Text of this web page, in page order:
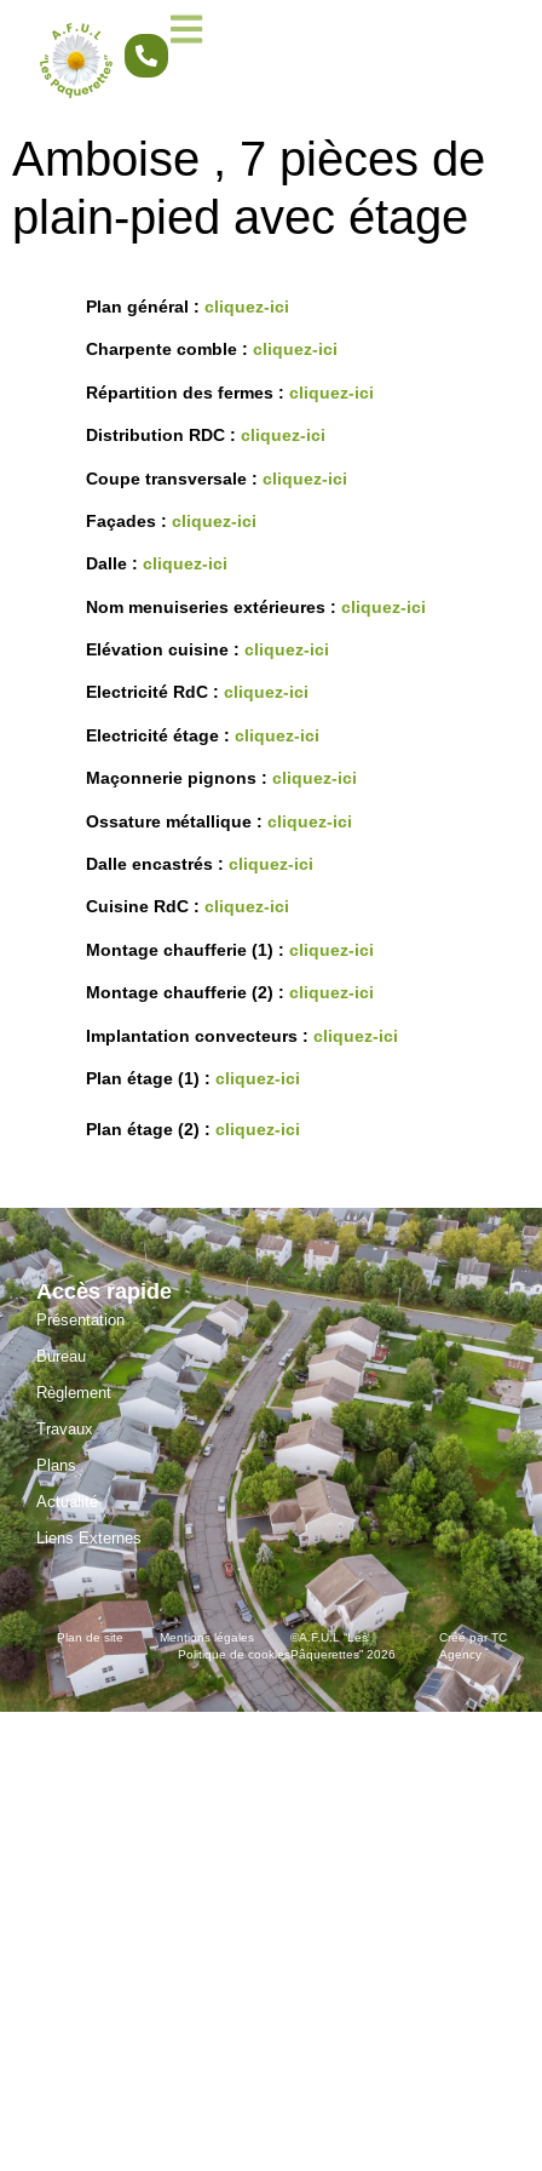
Amboise , 7 pièces de
plain-pied avec étage
Plan général : cliquez-ici
Charpente comble : cliquez-ici
Répartition des fermes : cliquez-ici
Distribution RDC : cliquez-ici
Coupe transversale : cliquez-ici
Façades : cliquez-ici
Dalle : cliquez-ici
Nom menuiseries extérieures : cliquez-ici
Elévation cuisine : cliquez-ici
Electricité RdC : cliquez-ici
Electricité étage : cliquez-ici
Maçonnerie pignons : cliquez-ici
Ossature métallique : cliquez-ici
Dalle encastrés : cliquez-ici
Cuisine RdC : cliquez-ici
Montage chaufferie (1) : cliquez-ici
Montage chaufferie (2) : cliquez-ici
Implantation convecteurs : cliquez-ici
Plan étage (1) : cliquez-ici
Plan étage (2) : cliquez-ici
Accès rapide
Présentation
Bureau
Règlement
Travaux
Plans
Actualité
Liens Externes
©A.F.U.L “Les
Pâquerettes” 2026
Créé par TC
Agency
Plan de site
Mentions légales
Politique de cookies